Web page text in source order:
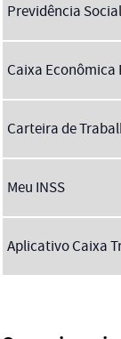
Previdência Social
Caixa Econômica
Carteira de
Meu INSS
Aplicativo Caixa